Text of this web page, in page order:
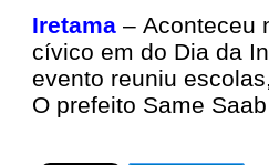
Iretama – Aconteceu
cívico em do Dia da
evento reuniu
O prefeito Same